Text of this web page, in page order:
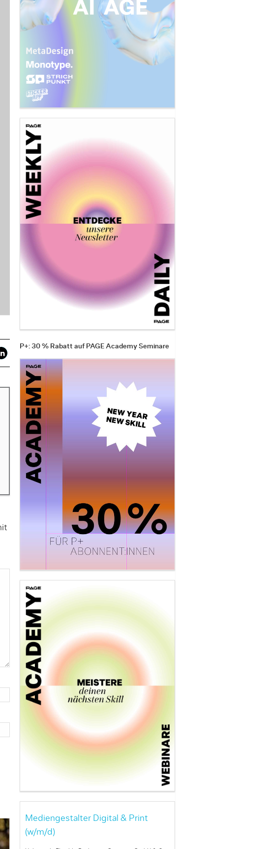
P+: 30 % Rabatt auf PAGE Academy Seminare
Mediengestalter Digital & Print
(w/m/d)